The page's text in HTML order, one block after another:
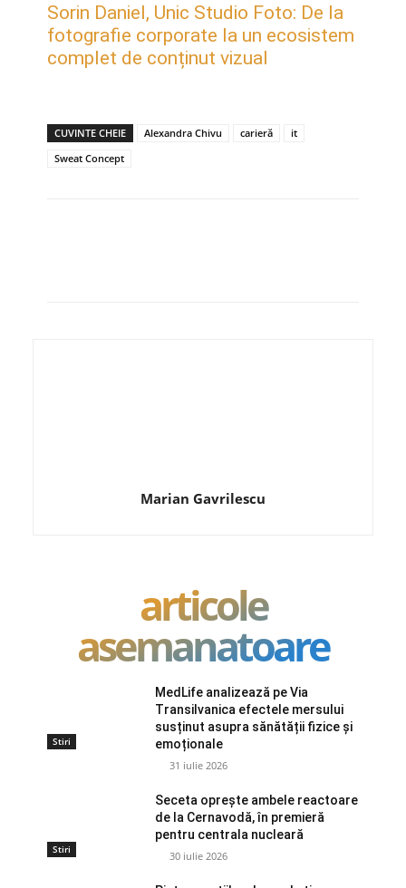
Sorin Daniel, Unic Studio Foto: De la
fotografie corporate la un ecosistem
complet de conținut vizual
CUVINTE CHEIE Alexandra Chivu carieră
it
Sweat Concept
Marian Gavrilescu
articole
asemanatoare
Stiri
MedLife analizează pe Via
Transilvanica efectele mersului
susținut asupra sănătății fizice și
emoționale
31 iulie 2026
Stiri
Seceta oprește ambele reactoare
de la Cernavodă, în premieră
pentru centrala nucleară
30 iulie 2026